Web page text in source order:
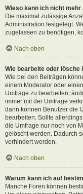
Wieso kann ich nicht
Die maximal zulässige
Administration festgelegt.
zugelassen zu benötigen,
Nach oben
Wie bearbeite oder lösche
Wie bei den Beiträgen
einem Moderator oder
Umfrage zu bearbeiten,
immer mit der Umfrage
dann können Benutzer die
bearbeiten. Sollte
die Umfrage nur noch von
gelöscht werden. Dadurch
verhindert werden.
Nach oben
Warum kann ich auf
Manche Foren können